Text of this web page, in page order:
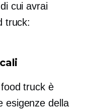
cui avrai
truck:
truck è
esigenze della